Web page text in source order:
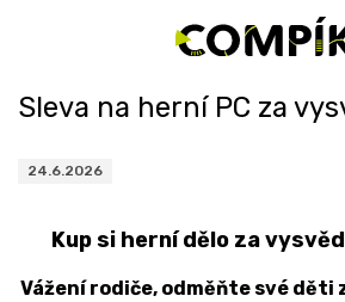
–
Deliverance II nebo Forza Horizon 5 (do
nebo „FORZA5“)
Sleva na herní PC za
24.6.2026
Kup si herní dělo za
Vážení rodiče, odměňte své děti